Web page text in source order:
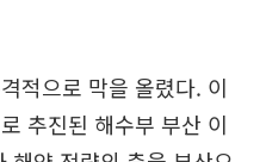
적으로 막을 올렸다. 이
추진된 해수부 부산 이